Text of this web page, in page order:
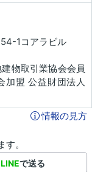
1コアラビル
物取引業協会会員
加盟 公益財団法人
情報の見方
。
LINEで送る